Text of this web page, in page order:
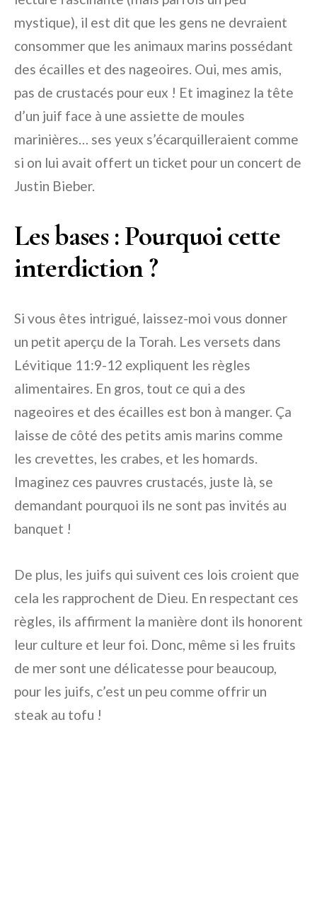
mystique), il est dit que les gens ne devraient
consommer que les animaux marins possédant
des écailles et des nageoires. Oui, mes amis,
pas de crustacés pour eux ! Et imaginez la tête
d’un juif face à une assiette de moules
marinières… ses yeux s’écarquilleraient comme
si on lui avait offert un ticket pour un concert de
Justin Bieber.
Les bases : Pourquoi cette
interdiction ?
Si vous êtes intrigué, laissez-moi vous donner
un petit aperçu de la Torah. Les versets dans
Lévitique 11:9-12 expliquent les règles
alimentaires. En gros, tout ce qui a des
nageoires et des écailles est bon à manger. Ça
laisse de côté des petits amis marins comme
les crevettes, les crabes, et les homards.
Imaginez ces pauvres crustacés, juste là, se
demandant pourquoi ils ne sont pas invités au
banquet !
De plus, les juifs qui suivent ces lois croient que
cela les rapprochent de Dieu. En respectant ces
règles, ils affirment la manière dont ils honorent
leur culture et leur foi. Donc, même si les fruits
de mer sont une délicatesse pour beaucoup,
pour les juifs, c’est un peu comme offrir un
steak au tofu !